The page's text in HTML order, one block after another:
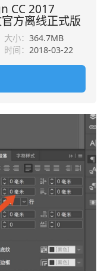
CC 2017
方离线正式版
大小： 364.7MB
时间： 2018-03-22